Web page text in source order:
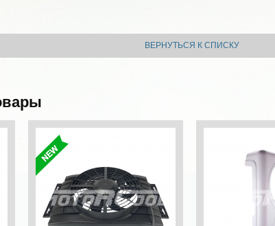
ВЕРНУТЬСЯ К СПИСКУ